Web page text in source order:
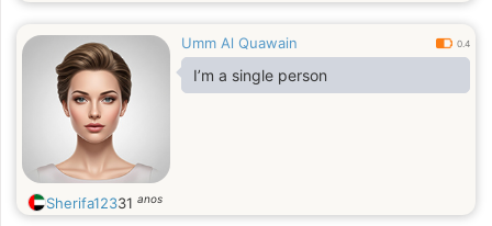
Umm Al Quawain 0.4
I’m a single person
Sherifa12331 anos